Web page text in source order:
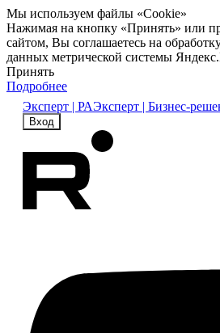
Мы используем файлы «Cookie»
Нажимая на кнопку «Принять» или
сайтом, Вы соглашаетесь на
данных метрической системы
Принять
Подробнее
Эксперт | РАЭксперт | Бизнес-
Вход